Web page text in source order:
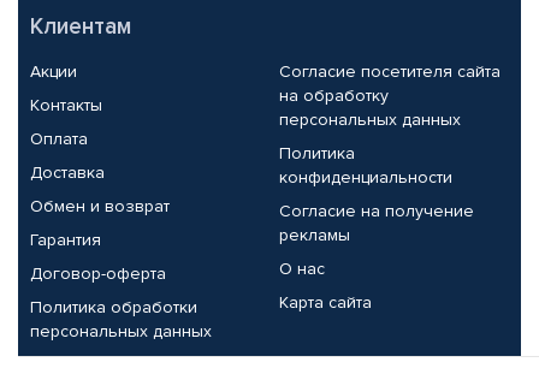
Клиентам
Акции
Контакты
Оплата
Доставка
Обмен и возврат
Гарантия
Договор-оферта
Политика обработки
персональных данных
Согласие посетителя сайта
на обработку
персональных данных
Политика
конфиденциальности
Согласие на получение
рекламы
О нас
Карта сайта